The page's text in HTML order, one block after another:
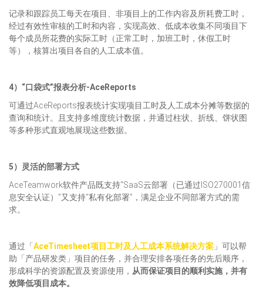
记录和跟踪员工每天在项目、非项目上的工作内容及所耗费工时，
经过有效性审核的工时和内容，实现高效、低成本收集不同项目下
每个成员所花费的实际工时（正常工时，加班工时，休假工时
等），核算出项目各自的人工成本值。
4）“口袋式”报表分析-AceReports
可通过AceReports报表统计实现项目工时及人工成本分摊等数据的
查询和统计。且支持多维度统计数据，并通过柱状、折线、饼状图
等多种形式直观地展现这些数据。
5）灵活的部署方式
AceTeamwork软件产品既支持“SaaS云部署（已通过ISO270001信
息安全认证）”又支持“私有化部署”，满足企业不同部署方式的需
求。
通过「 AceTimesheet项目工时及人工成本系统解决方案 」可以帮
助「产品研发类」项目的任务，并合理安排各项任务的先后顺序，
形成科学的资源配置及资源使用， 从而保证项目的顺利实施，并有
效降低项目成本。